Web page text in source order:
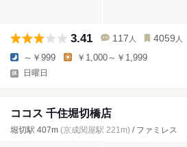
3.41 117 人 4059 人
～￥999 ￥1,000～￥1,999
日曜日
ココス 千住堀切橋店
堀切駅 407m (京成関屋駅 221m) / ファミレス